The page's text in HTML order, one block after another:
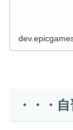
・・・